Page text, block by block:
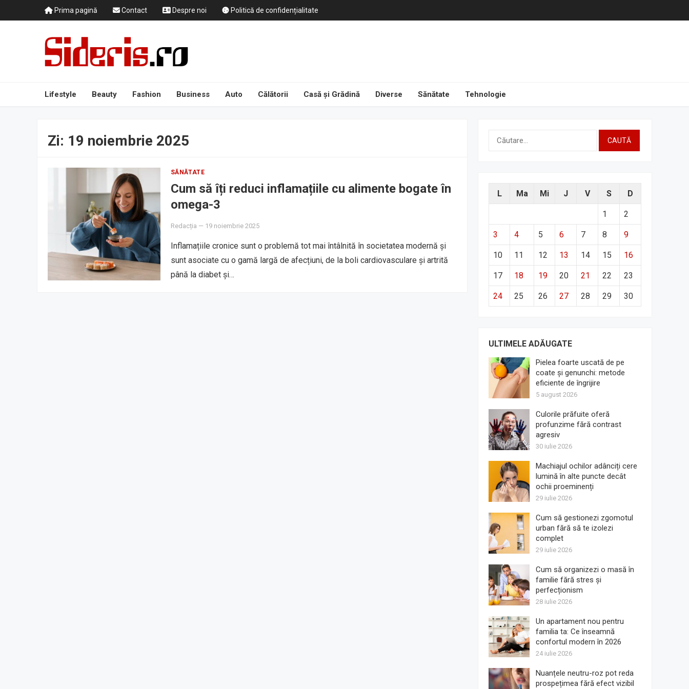
Prima pagină Contact Despre noi Politică de confidențialitate
Lifestyle Beauty Fashion Business Auto Călătorii Casă și Grădină Diverse Sănătate Tehnologie
Zi: 19 noiembrie 2025
SĂNĂTATE
Cum să îți reduci inflamațiile cu alimente bogate în
omega-3
Redacția — 19 noiembrie 2025
Inflamațiile cronice sunt o problemă tot mai întâlnită în societatea modernă și
sunt asociate cu o gamă largă de afecțiuni, de la boli cardiovasculare și artrită
până la diabet și…
Caută
L Ma Mi J V S D
1 2
3 4 5 6 7 8 9
10 11 12 13 14 15 16
17 18 19 20 21 22 23
24 25 26 27 28 29 30
ULTIMELE ADĂUGATE
Pielea foarte uscată de pe
coate și genunchi: metode
eficiente de îngrijire
5 august 2026
Culorile prăfuite oferă
profunzime fără contrast
agresiv
30 iulie 2026
Machiajul ochilor adânciți cere
lumină în alte puncte decât
ochii proeminenți
29 iulie 2026
Cum să gestionezi zgomotul
urban fără să te izolezi
complet
29 iulie 2026
Cum să organizezi o masă în
familie fără stres și
perfecționism
28 iulie 2026
Un apartament nou pentru
familia ta: Ce înseamnă
confortul modern în 2026
24 iulie 2026
Nuanțele neutru-roz pot reda
prospețimea fără efect vizibil